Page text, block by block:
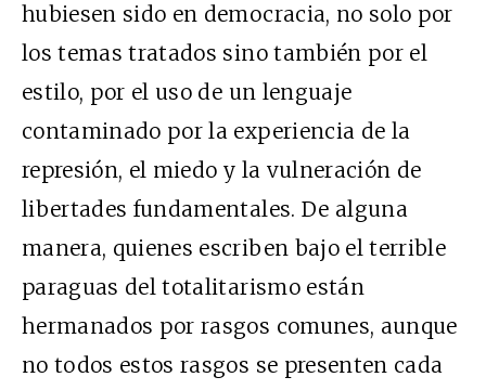
hubiesen sido en democracia, no solo por
los temas tratados sino también por el
estilo, por el uso de un lenguaje
contaminado por la experiencia de la
represión, el miedo y la vulneración de
libertades fundamentales. De alguna
manera, quienes escriben bajo el terrible
paraguas del totalitarismo están
hermanados por rasgos comunes, aunque
no todos estos rasgos se presenten cada